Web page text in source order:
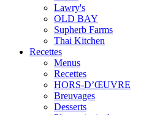
Lawry's
OLD BAY
Supherb Farms
Thai Kitchen
Recettes
Menus
Recettes
HORS-D’ŒUVRE
Breuvages
Desserts